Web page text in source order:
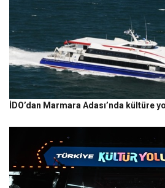
İDO’dan Marmara Adası’nda kültüre